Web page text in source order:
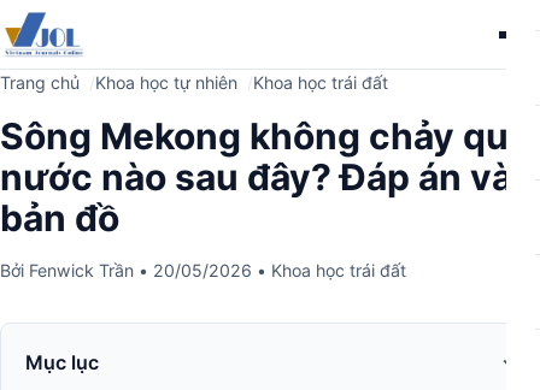
Trang chủ Khoa học tự nhiên Khoa học trái đất
Sông Mekong không chảy qua
nước nào sau đây? Đáp án và
bản đồ
Bởi Fenwick Trần • 20/05/2026 • Khoa học trái đất
Mục lục